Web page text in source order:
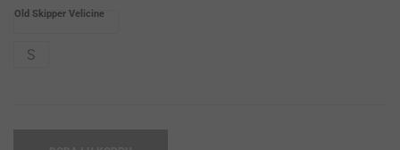
Old Skipper Velicine
S